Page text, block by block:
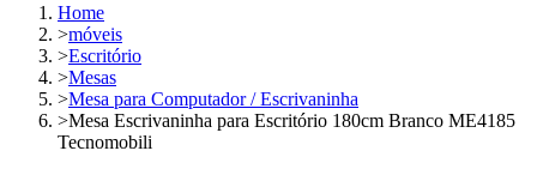
Home
>móveis
>Escritório
>Mesas
>Mesa para Computador / Escrivaninha
>Mesa Escrivaninha para Escritório 180cm Branco ME4185
Tecnomobili